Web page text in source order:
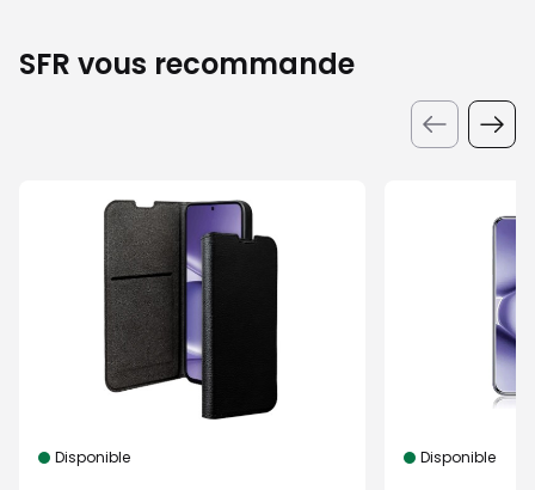
SFR vous recommande
Disponible Disponible